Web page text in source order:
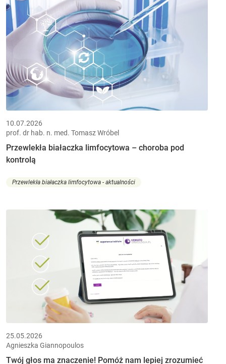
10.07.2026
prof. dr hab. n. med. Tomasz Wróbel
Przewlekła białaczka limfocytowa – choroba pod
kontrolą
Przewlekła białaczka limfocytowa - aktualności
25.05.2026
Agnieszka Giannopoulos
Twój głos ma znaczenie! Pomóż nam lepiej zrozumieć